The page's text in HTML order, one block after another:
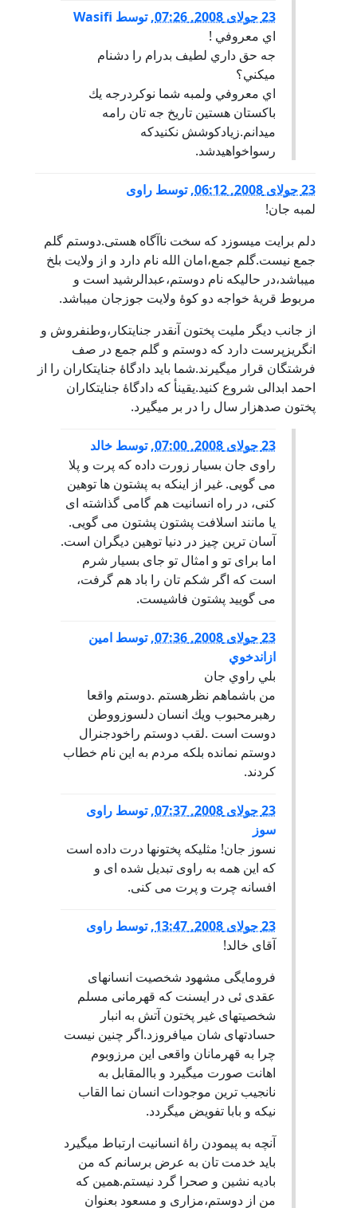
23 جولای 2008, 07:26 ,توسط Wasifi
اي معروفي !
جه حق داري لطيف بدرام را دشنام
ميكني؟
اي معروفي ولمبه شما نوكردرجه يك
باكستان هستين تاريخ جه تان رامه
ميدانم.زيادكوشش نكنيدكه
رسواخواهيدشد.
23 جولای 2008, 06:12 ,توسط راوی
لمبه جان!
دلم برایت میسوزد که سخت ناآگاه هستی.دوستم گلم
جمع نیست.گلم جمع،امان الله نام دارد و از ولایت بلخ
میباشد،در حالیکه نام دوستم،عبدالرشید است و
مربوط قریۀ خواجه دو کوۀ ولایت جوزجان میباشد.
از جانب دیگر ملیت پختون آنقدر جنایتکار،وطنفروش و
انگریزپرست دارد که دوستم و گلم جمع در صف
فرشتگان قرار میگیرند.شما باید دادگاۀ جنایتکاران را از
احمد ابدالی شروع کنید.یقینأ که دادگاۀ جنایتکاران
پختون صدهزار سال را در بر میگیرد.
23 جولای 2008, 07:00 ,توسط خالد
راوی جان بسیار زورت داده که پرت و پلا
می گویی. غیر از اینکه به پشتون ها توهین
کنی، در راه انسانیت هم گامی گذاشته ای
یا مانند اسلافت پشتون پشتون می گویی.
آسان ترین چیز در دنیا توهین دیگران است.
اما برای تو و امثال تو جای بسیار شرم
است که اگر شکم تان را باد هم گرفت،
می گویید پشتون فاشیست.
23 جولای 2008, 07:36 ,توسط امين
ازاندخوي
بلي راوي جان
من باشماهم نظرهستم .دوستم واقعا
رهبرمحبوب ويك انسان دلسوزووطن
دوست است .لقب دوستم راخودجنرال
دوستم نمانده بلكه مردم به اين نام خطاب
كردند.
23 جولای 2008, 07:37 ,توسط راوی
سوز
نسوز جان! مثلیکه پختونها درت داده است
که این همه به راوی تبدیل شده ای و
افسانه چرت و پرت می کنی.
23 جولای 2008, 13:47 ,توسط راوی
آقای خالد!
فرومایگی مشهود شخصیت انسانهای
عقدی ئی در ایسنت که قهرمانی مسلم
شخصیتهای غیر پختون آتش به انبار
حسادتهای شان میافروزد.اگر چنین نیست
چرا به قهرمانان واقعی این مرزوبوم
اهانت صورت میگیرد و باالمقابل به
نانجیب ترین موجودات انسان نما القاب
نیکه و بابا تفویض میگردد.
آنچه به پیمودن راۀ انسانیت ارتباط میگیرد
باید خدمت تان به عرض برسانم که من
بادیه نشین و صحرا گرد نیستم.همین که
من از دوستم،مزاری و مسعود بعنوان